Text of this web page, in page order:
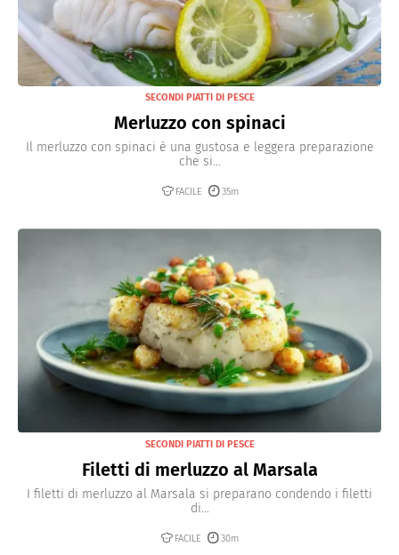
SECONDI PIATTI DI PESCE
Merluzzo con spinaci
Il merluzzo con spinaci è una gustosa e leggera preparazione
che si...
FACILE 35m
SECONDI PIATTI DI PESCE
Filetti di merluzzo al Marsala
I filetti di merluzzo al Marsala si preparano condendo i filetti
di...
FACILE 30m